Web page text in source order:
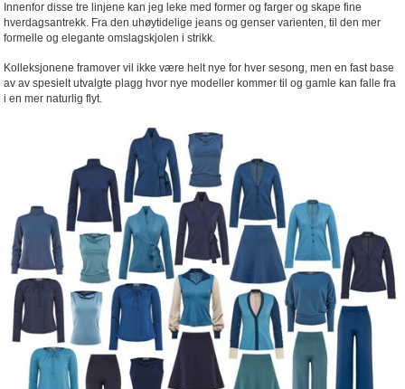
Innenfor disse tre linjene kan jeg leke med former og farger og skape fine
hverdagsantrekk. Fra den uhøytidelige jeans og genser varienten, til den mer
formelle og elegante omslagskjolen i strikk.
Kolleksjonene framover vil ikke være helt nye for hver sesong, men en fast base
av av spesielt utvalgte plagg hvor nye modeller kommer til og gamle kan falle fra
i en mer naturlig flyt.